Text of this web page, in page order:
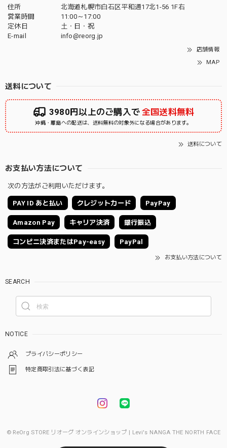
住所
北海道札幌市白石区平和通17北1-56 1F右
営業時間
11:00～17:00
定休日
土・日・祝
E-mail
info@reorg.jp
店舗情報
MAP
送料について
3980円以上のご購入で 全国送料無料
沖縄・離島への配送は、送料無料の対象外になる場合があります。
送料について
お支払い方法について
次の方法がご利用いただけます。
PAY ID あと払い クレジットカード PayPay
Amazon Pay キャリア決済 銀行振込
コンビニ決済またはPay-easy PayPal
お支払い方法について
SEARCH
NOTICE
プライバシーポリシー
特定商取引法に基づく表記
© ReOrg STORE リオーグ オンラインショップ | Levi's NANGA THE NORTH FACE